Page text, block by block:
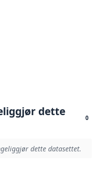
dette
0
dette datasettet.